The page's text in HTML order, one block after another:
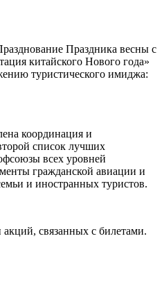
Праздника весны с
китайского Нового года»
туристического имиджа:
координация и
список лучших
всех уровней
гражданской авиации и
и иностранных туристов.
связанных с билетами.